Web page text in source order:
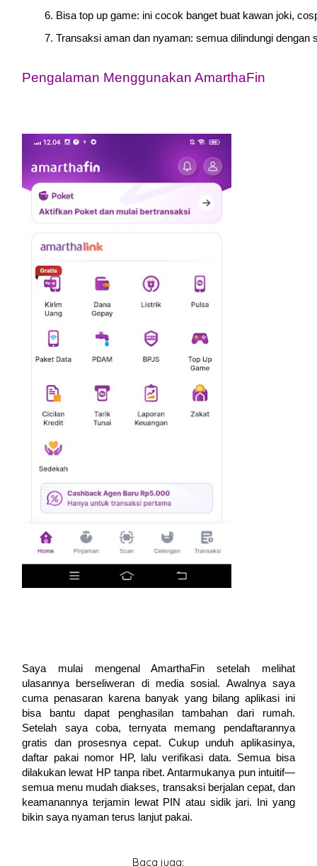
Bisa top up game: ini cocok banget buat kawan joki,
Transaksi aman dan nyaman: semua dilindungi
Pengalaman Menggunakan AmarthaFin
Saya mulai mengenal AmarthaFin setelah melihat
ulasannya berseliweran di media sosial. Awalnya saya
cuma penasaran karena banyak yang bilang aplikasi ini
bisa bantu dapat penghasilan tambahan dari rumah.
Setelah saya coba, ternyata memang pendaftarannya
gratis dan prosesnya cepat. Cukup unduh aplikasinya,
daftar pakai nomor HP, lalu verifikasi data. Semua bisa
dilakukan lewat HP tanpa ribet. Antarmukanya pun intuitif—
semua menu mudah diakses, transaksi berjalan cepat, dan
keamanannya terjamin lewat PIN atau sidik jari. Ini yang
bikin saya nyaman terus lanjut pakai.
Baca juga: